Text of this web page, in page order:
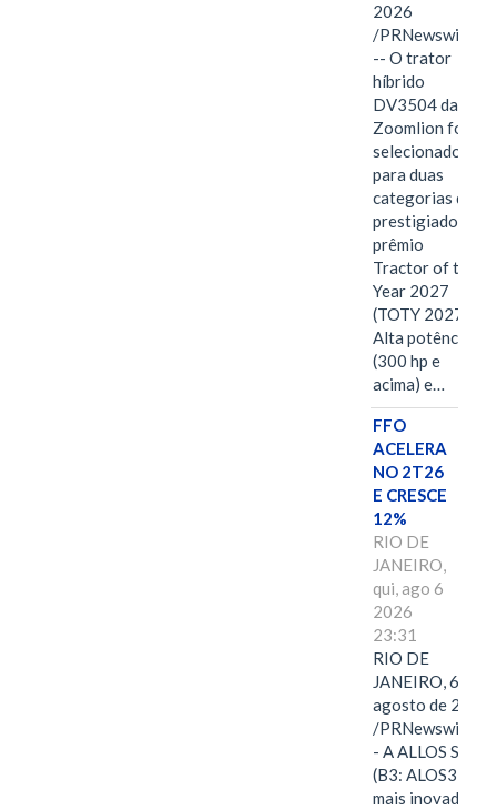
2026
/PRNewswire/
-- O trator
híbrido
DV3504 da
Zoomlion foi
selecionado
para duas
categorias do
prestigiado
prêmio
Tractor of the
Year 2027
(TOTY 2027:
Alta potência
(300 hp e
acima) e…
FFO
ACELERA
NO 2T26
E CRESCE
12%
RIO DE
JANEIRO,
qui, ago 6
2026
23:31
RIO DE
JANEIRO, 6 de
agosto de 2026
/PRNewswire/ -
- A ALLOS S.A.
(B3: ALOS3), a
mais inovadora